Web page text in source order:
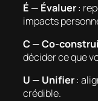
É — Évaluer:
impacts
C — Co-
décider ce que
U — Unifier:
crédible.